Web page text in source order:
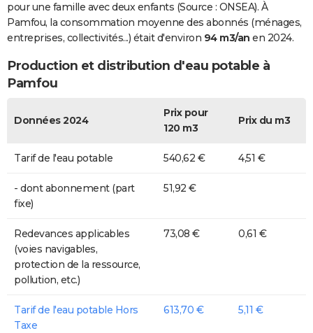
pour une famille avec deux enfants (Source : ONSEA). À
Pamfou, la consommation moyenne des abonnés (ménages,
entreprises, collectivités...) était d'environ 94 m3/an en 2024.
Production et distribution d'eau potable à
Pamfou
Données 2024
Prix pour
120 m3
Prix du m3
Tarif de l'eau potable 540,62 € 4,51 €
- dont abonnement (part
fixe)
51,92 €
Redevances applicables
(voies navigables,
protection de la ressource,
pollution, etc.)
73,08 € 0,61 €
Tarif de l'eau potable Hors
Taxe
613,70 € 5,11 €